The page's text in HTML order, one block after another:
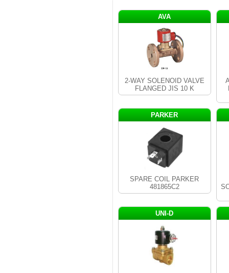
AVA
2-WAY SOLENOID VALVE
FLANGED JIS 10 K
PARKER
SPARE COIL PARKER
481865C2
UNI-D